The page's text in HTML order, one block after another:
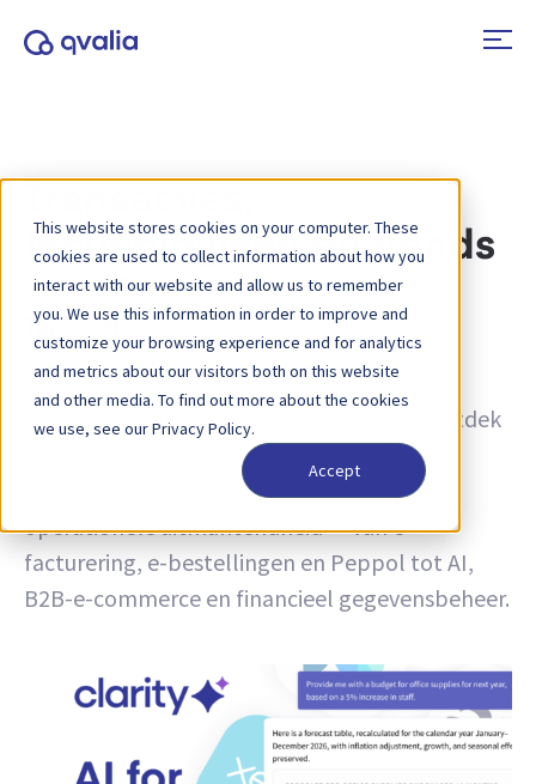
This website stores cookies on your computer. These
cookies are used to collect information about how you
interact with our website and allow us to remember
you. We use this information in order to improve and
customize your browsing experience and for analytics
and metrics about our visitors both on this website
and other media. To find out more about the cookies
we use, see our Privacy Policy.
Accept
technologieën en trends
Tag:
Inzichten in transacties, technologieën en
trends, en nieuws over productupdates. Ontdek
hoe u processen kunt verbeteren en hoe u
transactiegegevens kunt inzetten voor
operationele uitmuntendheid — van e-
facturering, e-bestellingen en Peppol tot AI,
B2B-e-commerce en financieel gegevensbeheer.